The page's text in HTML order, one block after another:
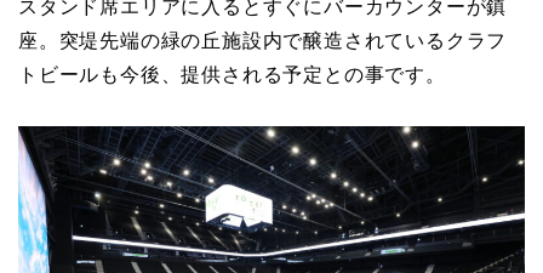
スタンド席エリアに入るとすぐにバーカウンターが鎮
座。突堤先端の緑の丘施設内で醸造されているクラフ
トビールも今後、提供される予定との事です。